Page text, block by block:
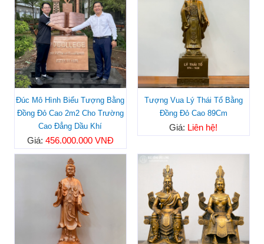
Đúc Mô Hình Biểu Tượng Bằng
Đồng Đỏ Cao 2m2 Cho Trường
Cao Đẳng Dầu Khí
Giá: 456.000.000 VNĐ
Tượng Vua Lý Thái Tổ Bằng
Đồng Đỏ Cao 89Cm
Giá: Liên hệ!